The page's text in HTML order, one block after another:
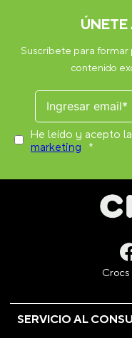
Suscríbete para formar
contenido
He leído y acepto
marketing *
SERVICIO AL